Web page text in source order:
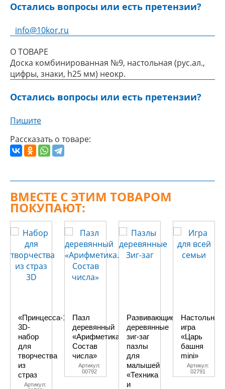
Остались вопросы или есть претензии?
info@10kor.ru
О ТОВАРЕ
Доска комбинированная №9, настольная (рус.ал.,
цифры, знаки, h25 мм) неокр.
Остались вопросы или есть претензии?
Пишите
Рассказать о товаре:
ВМЕСТЕ С ЭТИМ ТОВАРОМ
ПОКУПАЮТ:
«Принцесса-1»,
3D-
набор
для
творчества
из
страз
Артикул:
Пазл
деревянный
«Арифметика.
Состав
числа»
Артикул:
00792
Развивающие
деревянные
зиг-заг
пазлы
для
малышей
«Техника
и
Настольная
игра
«Царь
башня
mini»
Артикул:
02791